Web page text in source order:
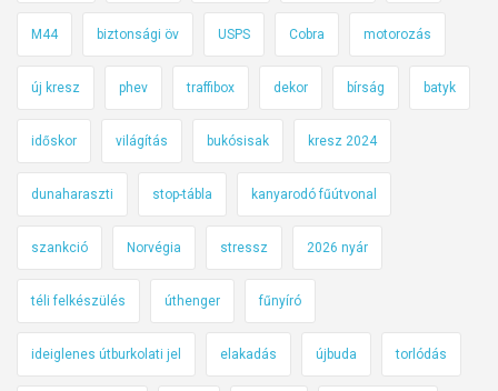
M44 biztonsági öv USPS Cobra motorozás
új kresz phev traffibox dekor bírság batyk
időskor világítás bukósisak kresz 2024
dunaharaszti stop-tábla kanyarodó fűútvonal
szankció Norvégia stressz 2026 nyár
téli felkészülés úthenger fűnyíró
ideiglenes útburkolati jel elakadás újbuda torlódás